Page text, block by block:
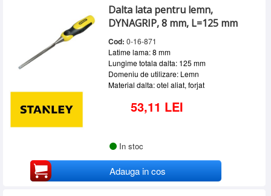
Dalta lata pentru lemn,
DYNAGRIP, 8 mm, L=125 mm
Cod: 0-16-871
Latime lama: 8 mm
Lungime totala dalta: 125 mm
Domeniu de utilizare: Lemn
Material dalta: otel aliat, forjat
53,11 LEI
In stoc
Adauga in cos